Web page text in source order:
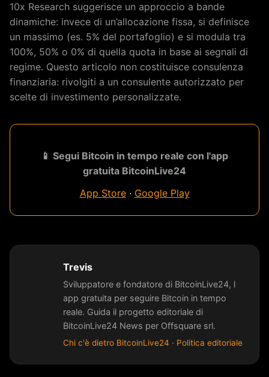
10x Research suggerisce un approccio a bande
dinamiche: invece di un’allocazione fissa, si definisce
un massimo (es. 5% del portafoglio) e si modula tra
100%, 50% o 0% di quella quota in base ai segnali di
regime. Questo articolo non costituisce consulenza
finanziaria: rivolgiti a un consulente autorizzato per
scelte di investimento personalizzate.
📱 Segui Bitcoin in tempo reale con l'app
gratuita BitcoinLive24
App Store· Google Play
Trevis
Sviluppatore e fondatore di BitcoinLive24, l
app gratuita per seguire Bitcoin in tempo
reale. Guida il progetto editoriale di
BitcoinLive24 News per Offsquare srl.
Chi c'è dietro BitcoinLive24 · Politica editoriale